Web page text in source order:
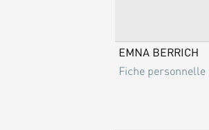
EMNA BERRICH
Fiche personnelle